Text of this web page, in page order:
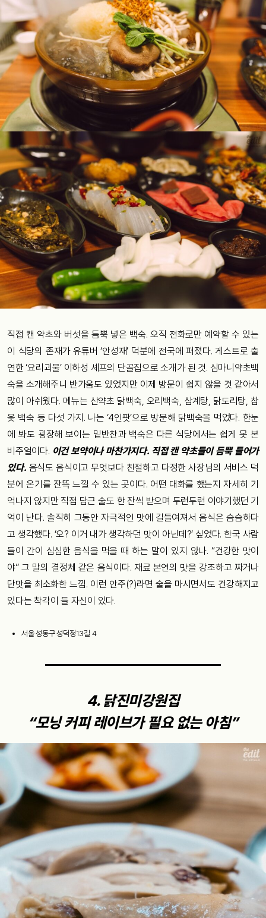
직접 캔 약초와 버섯을 듬뿍 넣은 백숙. 오직 전화로만 예약할 수 있는
이 식당의 존재가 유튜버 ‘안성재’ 덕분에 전국에 퍼졌다. 게스트로 출
연한 ‘요리괴물’ 이하성 셰프의 단골집으로 소개가 된 것. 심마니약초백
숙을 소개해주니 반가움도 있었지만 이제 방문이 쉽지 않을 것 같아서
많이 아쉬웠다. 메뉴는 산약초 닭백숙, 오리백숙, 삼계탕, 닭도리탕, 참
옻 백숙 등 다섯 가지. 나는 ‘4인팟’으로 방문해 닭백숙을 먹었다. 한눈
에 봐도 굉장해 보이는 밑반찬과 백숙은 다른 식당에서는 쉽게 못 본
비주얼이다. 이건 보약이나 마찬가지다. 직접 캔 약초들이 듬뿍 들어가
있다. 음식도 음식이고 무엇보다 친절하고 다정한 사장님의 서비스 덕
분에 온기를 잔뜩 느낄 수 있는 곳이다. 어떤 대화를 했는지 자세히 기
억나지 않지만 직접 담근 술도 한 잔씩 받으며 두런두런 이야기했던 기
억이 난다. 솔직히 그동안 자극적인 맛에 길들여져서 음식은 슴슴하다
고 생각했다. ‘오? 이거 내가 생각하던 맛이 아닌데?’ 싶었다. 한국 사람
들이 간이 심심한 음식을 먹을 때 하는 말이 있지 않나. “건강한 맛이
야” 그 말의 결정체 같은 음식이다. 재료 본연의 맛을 강조하고 짜거나
단맛을 최소화한 느낌. 이런 안주(?)라면 술을 마시면서도 건강해지고
있다는 착각이 들 자신이 있다.
서울 성동구 성덕정13길 4
4. 닭진미강원집
“모닝 커피 레이브가 필요 없는 아침”